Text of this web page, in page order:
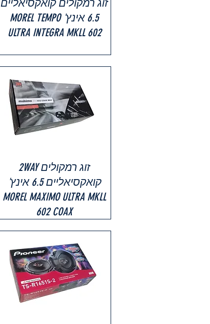
זוג רמקולים קואקסיאליים
6.5 אינץ' MOREL TEMPO
ULTRA INTEGRA MKLL 602
זוג רמקולים 2WAY
קואקסיאליים 6.5 אינץ'
MOREL MAXIMO ULTRA MKLL
602 COAX